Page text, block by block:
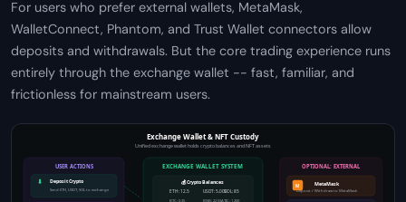
For users who prefer external wallets, MetaMask,
WalletConnect, Phantom, and Trust Wallet connectors allow
deposits and withdrawals. But the core trading experience runs
entirely through the exchange wallet -- fast, familiar, and
frictionless for mainstream users.